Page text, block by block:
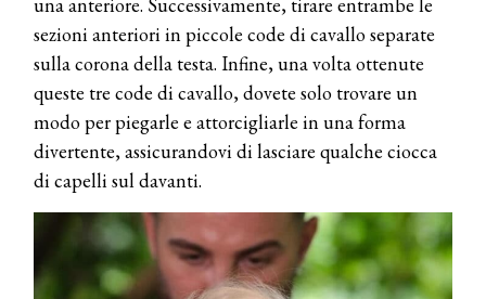
sezioni anteriori in piccole code di cavallo separate
sulla corona della testa. Infine, una volta ottenute
queste tre code di cavallo, dovete solo trovare un
modo per piegarle e attorcigliarle in una forma
divertente, assicurandovi di lasciare qualche ciocca
di capelli sul davanti.